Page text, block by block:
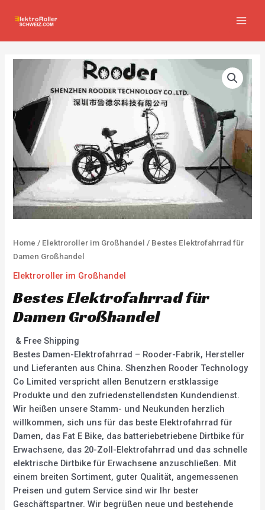
Inhalt
Home / Elektroroller im Großhandel / Bestes Elektrofahrrad für
Damen Großhandel
Elektroroller im Großhandel
Bestes Elektrofahrrad für
Damen Großhandel
& Free Shipping
Bestes Damen-Elektrofahrrad – Rooder-Fabrik, Hersteller
und Lieferanten aus China. Shenzhen Rooder Technology
Co Limited verspricht allen Benutzern erstklassige
Produkte und den zufriedenstellendsten Kundendienst.
Wir heißen unsere Stamm- und Neukunden herzlich
willkommen, sich uns für das beste Elektrofahrrad für
Damen, das Fat E Bike, das batteriebetriebene Dirtbike für
Erwachsene, das 20-Zoll-Elektrofahrrad und das schnelle
elektrische Dirtbike für Erwachsene anzuschließen. Mit
einem breiten Sortiment, guter Qualität, angemessenen
Preisen und gutem Service sind wir Ihr bester
Geschäftspartner. Wir begrüßen neue und bestehende